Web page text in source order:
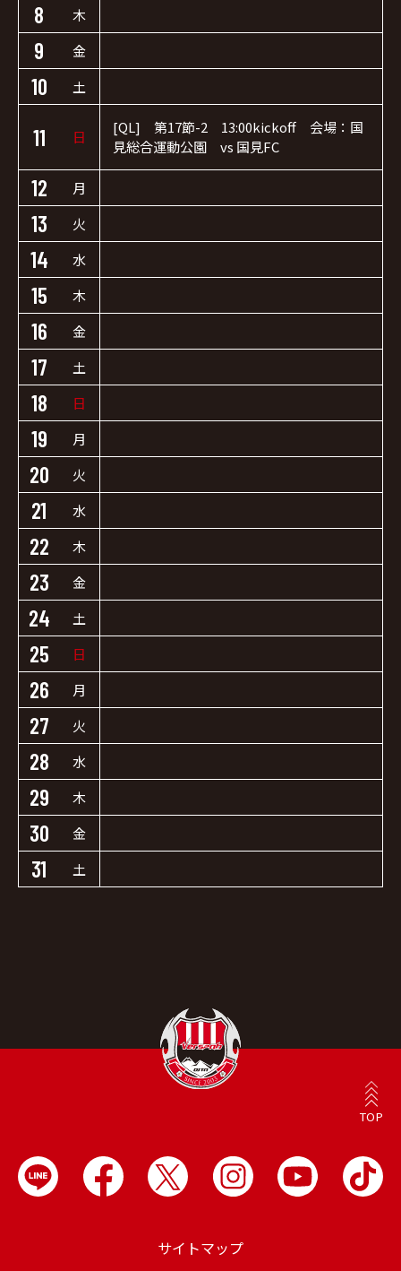
8 木
9 金
10 土
11 日
[QL] 第17節-2 13:00kickoff 会場：国
見総合運動公園 vs 国見FC
12 月
13 火
14 水
15 木
16 金
17 土
18 日
19 月
20 火
21 水
22 木
23 金
24 土
25 日
26 月
27 火
28 水
29 木
30 金
31 土
TOP
サイトマップ